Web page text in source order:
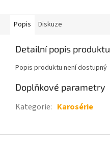
Popis Diskuze
Detailní popis produktu
Popis produktu není dostupný
Doplňkové parametry
Kategorie: Karosérie